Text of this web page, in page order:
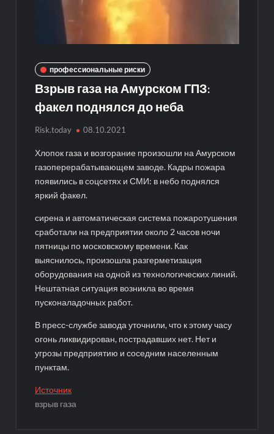
профессиональные риски
Взрыв газа на Амурском ГПЗ:
факел поднялся до неба
Risk.today 08.10.2021
Хлопок газа и возгорание произошли на Амурском
газоперерабатывающем заводе. Кадры пожара
появились в соцсетях и СМИ: в небо поднялся
яркий факел.
сирена и автоматическая система пожаротушения
сработали на предприятии около 2 часов ночи
пятницы по московскому времени. Как
выяснилось, произошла разгерметизация
оборудования на одной из технологических линий.
Нештатная ситуация возникла во время
пусконаладочных работ.
В пресс-службе завода уточнили, что к этому часу
огонь ликвидирован, пострадавших нет. Нет и
угрозы предприятию и соседним населенным
пунктам.
Источник
взрыв газа